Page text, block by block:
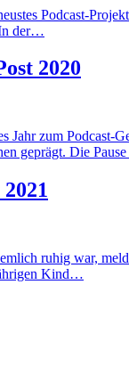
Podcast-
In der…
2020
zum Podcast-
geprägt. Die
ruhig war,
Kind…